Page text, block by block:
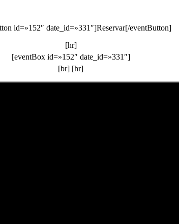
id=»152″ date_id=»331″]Reservar[/eventButton]
[hr]
[eventBox id=»152″ date_id=»331″]
[br] [hr]